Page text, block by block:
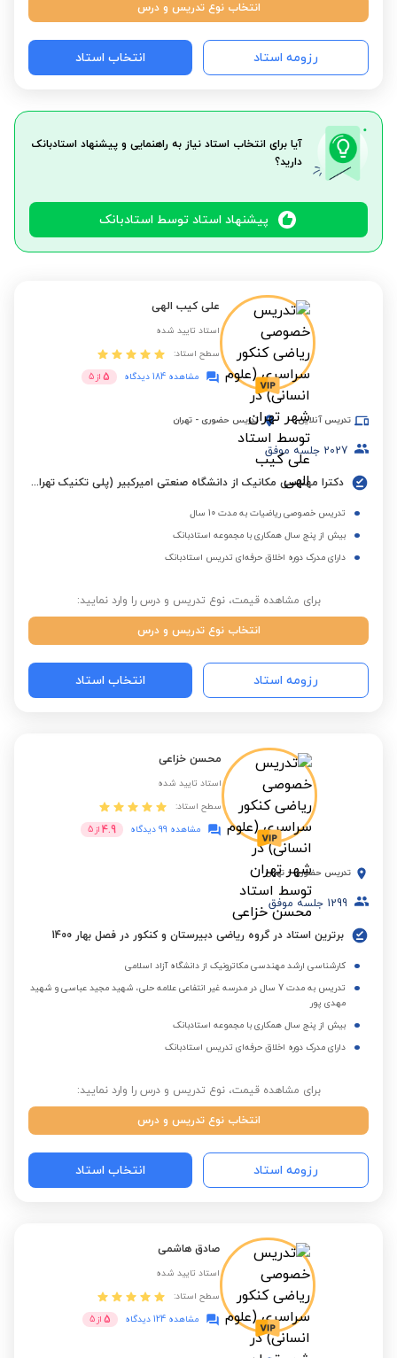
انتخاب نوع تدریس و درس
رزومه استاد انتخاب استاد
آیا برای انتخاب استاد نیاز به راهنمایی و پیشنهاد استادبانک
دارید؟
پیشنهاد استاد توسط استادبانک
علی کیب الهی
استاد تایید شده
سطح استاد:
مشاهده 184 دیدگاه
5 از 5
تدریس آنلاین تدریس حضوری - تهران
2027 جلسه موفق
دکترا مهندسی مکانیک از دانشگاه صنعتی امیرکبیر (پلی تکنیک تهران)
تدریس خصوصی ریاضیات به مدت 10 سال
بیش از پنج سال همکاری با مجموعه استادبانک
دارای مدرک دوره اخلاق حرفه‌ای تدریس استادبانک
برای مشاهده قیمت، نوع تدریس و درس را وارد نمایید:
انتخاب نوع تدریس و درس
رزومه استاد انتخاب استاد
محسن خزاعی
استاد تایید شده
سطح استاد:
مشاهده 99 دیدگاه
4.9 از 5
تدریس حضوری - تهران
1299 جلسه موفق
برترین استاد در گروه ریاضی دبیرستان و کنکور در فصل بهار 1400
کارشناسی ارشد مهندسی مکاترونیک از دانشگاه آزاد اسلامی
تدریس به مدت 7 سال در مدرسه غیر انتفاعی علامه حلی، شهید مجید عباسی و شهید
مهدی پور
بیش از پنج سال همکاری با مجموعه استادبانک
دارای مدرک دوره اخلاق حرفه‌ای تدریس استادبانک
برای مشاهده قیمت، نوع تدریس و درس را وارد نمایید:
انتخاب نوع تدریس و درس
رزومه استاد انتخاب استاد
صادق هاشمی
استاد تایید شده
سطح استاد:
مشاهده 124 دیدگاه
5 از 5